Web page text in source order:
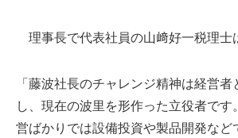
理事長で代表社員の山﨑好一税理士
「藤波社長のチャレンジ精神は経営
し、現在の波里を形作った立役者です
営ばかりでは設備投資や製品開発など